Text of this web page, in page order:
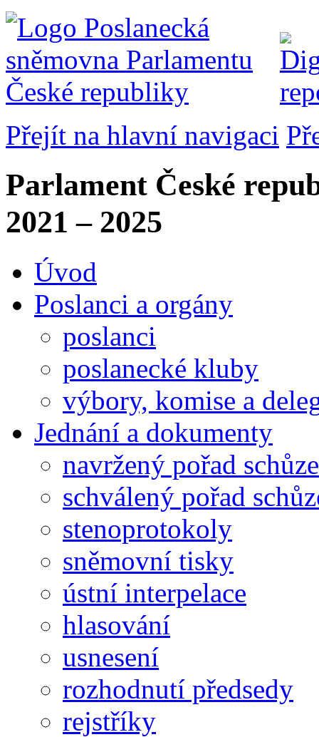
Přejít na hlavní navigaci
Parlament České
2021 – 2025
Úvod
Poslanci a orgány
poslanci
poslanecké kluby
výbory, komise a
Jednání a dokumenty
navržený pořad schůze
schválený pořad
stenoprotokoly
sněmovní tisky
ústní interpelace
hlasování
usnesení
rozhodnutí předsedy
rejstříky